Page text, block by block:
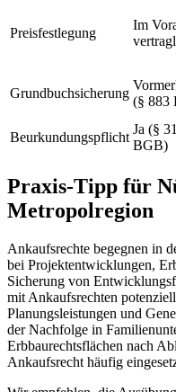
Preisfestlegung
Im
Grundbuchsicherung
(§ 883
Beurkundungspflicht
Ja (§
BGB)
Praxis-Tipp für
Metropolregion
Ankaufsrechte begegnen in
bei Projektentwicklungen,
Sicherung von
mit Ankaufsrechten
Planungsleistungen und
der Nachfolge in
Erbbaurechtsflächen nach
Ankaufsrecht häufig